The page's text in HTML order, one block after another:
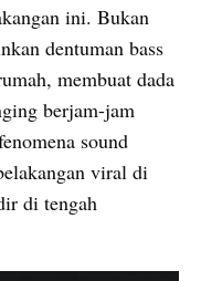
ini. Bukan
dentuman bass
membuat dada
berjam-jam
sound
viral di
di tengah